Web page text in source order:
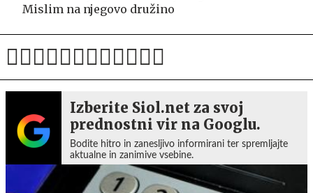
Mislim na njegovo družino
Izberite Siol.net za svoj
prednostni vir na Googlu.
Bodite hitro in zanesljivo informirani ter spremljajte
aktualne in zanimive vsebine.